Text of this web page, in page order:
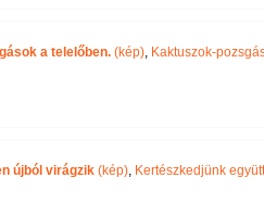
a telelőben. (kép), Kaktuszok-
újból virágzik (kép), Kertészkedjünk együtt